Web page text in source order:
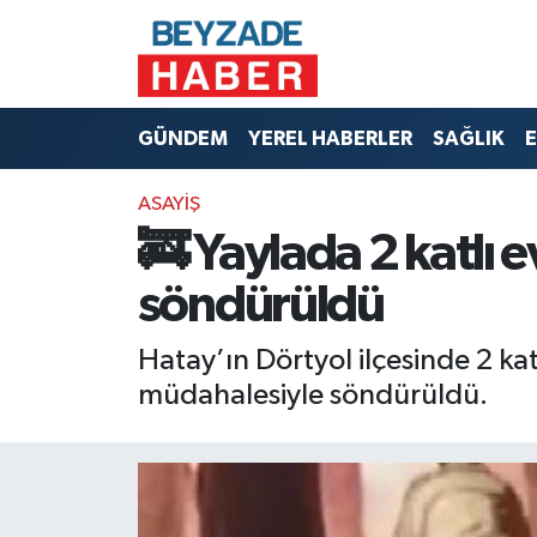
GÜNDEM YEREL HABERLER SAĞLIK
ASAYİŞ
🚒 Yaylada 2 katlı
söndürüldü
Hatay’ın Dörtyol ilçesinde 2
müdahalesiyle söndürüldü.
Hava Durumu
Trafik Durumu
Süper Lig Puan Durumu ve Fikstür
Tüm Manşetler
Haber Arşivi